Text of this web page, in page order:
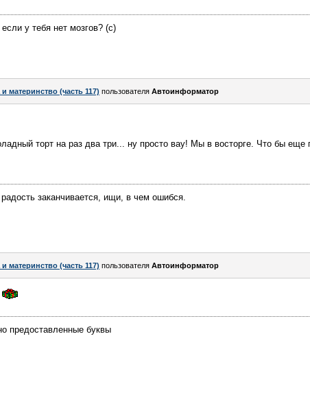
у тебя нет мозгов? (с)
и материнство (часть 117) пользователя Автоинформатор
торт на раз два три... ну просто вау! Мы в восторге. Что бы еще
заканчивается, ищи, в чем ошибся.
и материнство (часть 117) пользователя Автоинформатор
предоставленные буквы